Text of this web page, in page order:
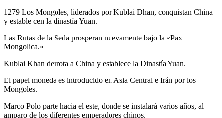
1279 Los Mongoles, liderados por Kublai Dhan, conquistan China
y estable cen la dinastía Yuan.
Las Rutas de la Seda prosperan nuevamente bajo la «Pax
Mongolica.»
Kublai Khan derrota a China y establece la Dinastía Yuan.
El papel moneda es introducido en Asia Central e Irán por los
Mongoles.
Marco Polo parte hacia el este, donde se instalará varios años, al
amparo de los diferentes emperadores chinos.